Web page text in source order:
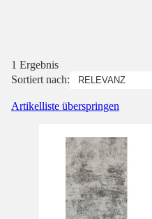
1 Ergebnis
Sortiert nach:
Artikelliste überspringen